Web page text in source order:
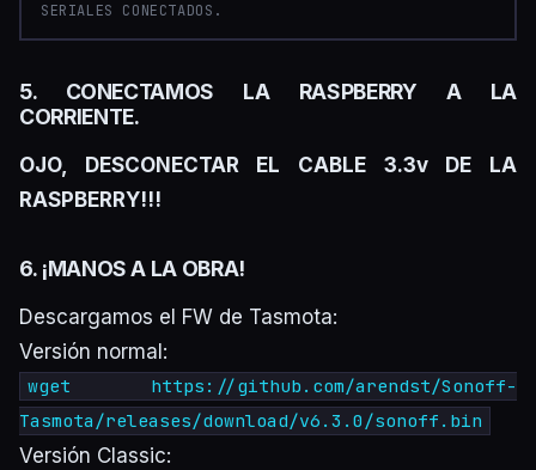
SERIALES CONECTADOS.
5. CONECTAMOS LA RASPBERRY A LA
CORRIENTE.
OJO, DESCONECTAR EL CABLE 3.3v DE LA
RASPBERRY!!!
6. ¡MANOS A LA OBRA!
Descargamos el FW de Tasmota:
Versión normal:
wget https://github.com/arendst/Sonoff-
Tasmota/releases/download/v6.3.0/sonoff.bin
Versión Classic: